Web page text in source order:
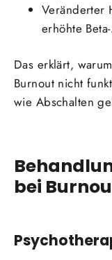
Veränderter
erhöhte
Das erklärt,
Burnout nicht
wie Abschalten
bei